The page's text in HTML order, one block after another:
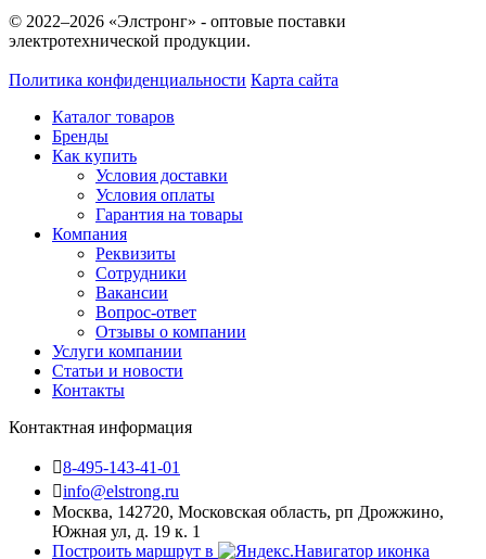
© 2022–2026 «Элстронг» - оптовые поставки
электротехнической продукции.
Политика конфиденциальности Карта сайта
Каталог товаров
Бренды
Как купить
Условия доставки
Условия оплаты
Гарантия на товары
Компания
Реквизиты
Сотрудники
Вакансии
Вопрос-ответ
Отзывы о компании
Услуги компании
Статьи и новости
Контакты
Контактная информация
8-495-143-41-01
info@elstrong.ru
Москва, 142720, Московская область, рп Дрожжино,
Южная ул, д. 19 к. 1
Построить маршрут в